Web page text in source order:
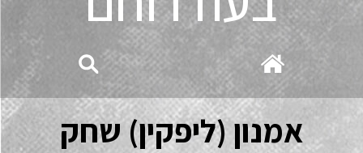
אמנון (ליפקין) שחק